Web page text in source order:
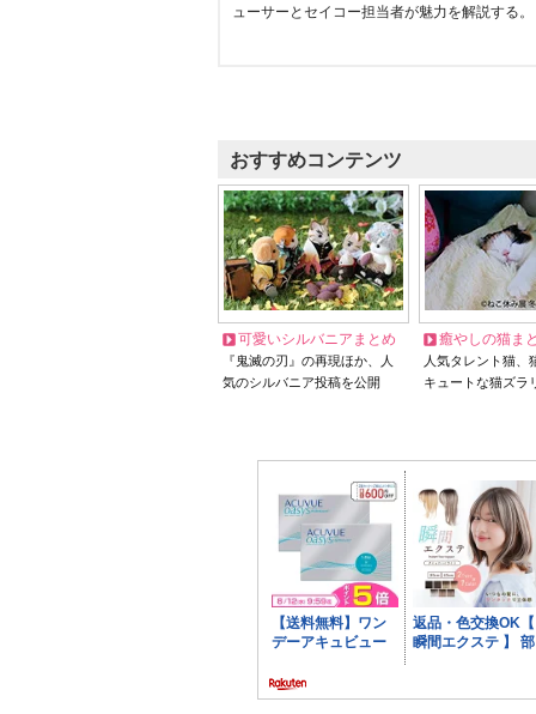
ューサーとセイコー担当者が魅力を解説する。
おすすめコンテンツ
可愛いシルバニアまとめ
『鬼滅の刃』の再現ほか、人
気のシルバニア投稿を公開
癒やしの猫ま
人気タレント猫
キュートな猫ズラ